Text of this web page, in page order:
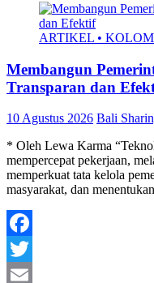
ARTIKEL •
Membangun
Transparan dan
10 Agustus 2026 Bali
* Oleh Lewa Karma
mempercepat pekerjaan,
memperkuat tata kelola
masyarakat, dan menentukan
Facebook
Twitter